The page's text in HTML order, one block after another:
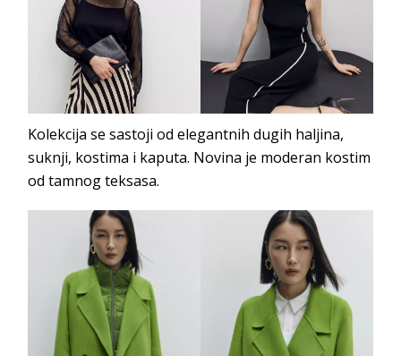
Kolekcija se sastoji od elegantnih dugih haljina,
suknji, kostima i kaputa. Novina je moderan kostim
od tamnog teksasa.